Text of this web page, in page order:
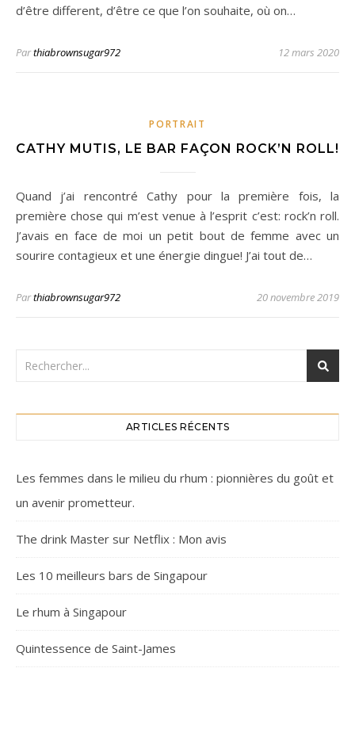
d’être different, d’être ce que l’on souhaite, où on…
Parthiabrownsugar972 12 mars 2020
PORTRAIT
CATHY MUTIS, LE BAR FAÇON ROCK’N ROLL!
Quand j’ai rencontré Cathy pour la première fois, la
première chose qui m’est venue à l’esprit c’est: rock’n roll.
J’avais en face de moi un petit bout de femme avec un
sourire contagieux et une énergie dingue! J’ai tout de…
Parthiabrownsugar972 20 novembre 2019
ARTICLES RÉCENTS
Les femmes dans le milieu du rhum : pionnières du goût et
un avenir prometteur.
The drink Master sur Netflix : Mon avis
Les 10 meilleurs bars de Singapour
Le rhum à Singapour
Quintessence de Saint-James